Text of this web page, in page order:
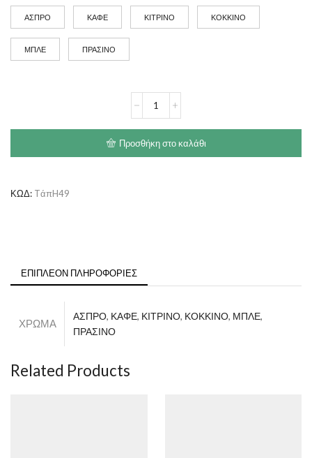
ΑΣΠΡΟ ΚΑΦΕ ΚΙΤΡΙΝΟ ΚΟΚΚΙΝΟ
ΜΠΛΕ ΠΡΑΣΙΝΟ
Kαλαμιών
Προσθήκη στο καλάθι
ΚΩΔ: TάπH49
ΕΠΙΠΛΈΟΝ ΠΛΗΡΟΦΟΡΊΕΣ
ΧΡΩΜΑ
ΑΣΠΡΟ, ΚΑΦΕ, ΚΙΤΡΙΝΟ, ΚΟΚΚΙΝΟ, ΜΠΛΕ,
ΠΡΑΣΙΝΟ
Related Products